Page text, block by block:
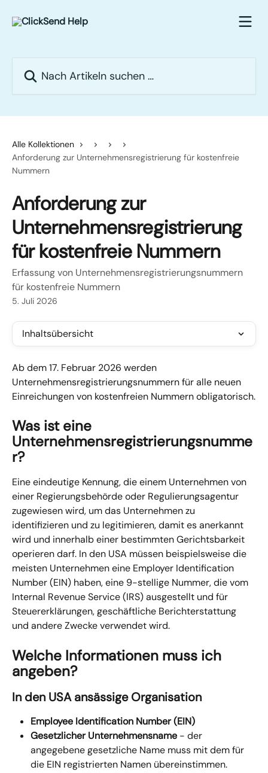
Alle Kollektionen
Anforderung zur Unternehmensregistrierung für kostenfreie
Nummern
Anforderung zur
Unternehmensregistrierung
für kostenfreie Nummern
Erfassung von Unternehmensregistrierungsnummern
für kostenfreie Nummern
5. Juli 2026
Inhaltsübersicht
Ab dem 17. Februar 2026 werden
Unternehmensregistrierungsnummern für alle neuen
Einreichungen von kostenfreien Nummern obligatorisch.
Was ist eine
Unternehmensregistrierungsnumme
r?
Eine eindeutige Kennung, die einem Unternehmen von
einer Regierungsbehörde oder Regulierungsagentur
zugewiesen wird, um das Unternehmen zu
identifizieren und zu legitimieren, damit es anerkannt
wird und innerhalb einer bestimmten Gerichtsbarkeit
operieren darf. In den USA müssen beispielsweise die
meisten Unternehmen eine Employer Identification
Number (EIN) haben, eine 9-stellige Nummer, die vom
Internal Revenue Service (IRS) ausgestellt und für
Steuererklärungen, geschäftliche Berichterstattung
und andere Zwecke verwendet wird.
Welche Informationen muss ich
angeben?
In den USA ansässige Organisation
Employee Identification Number (EIN)
Gesetzlicher Unternehmensname - der
angegebene gesetzliche Name muss mit dem für
die EIN registrierten Namen übereinstimmen.